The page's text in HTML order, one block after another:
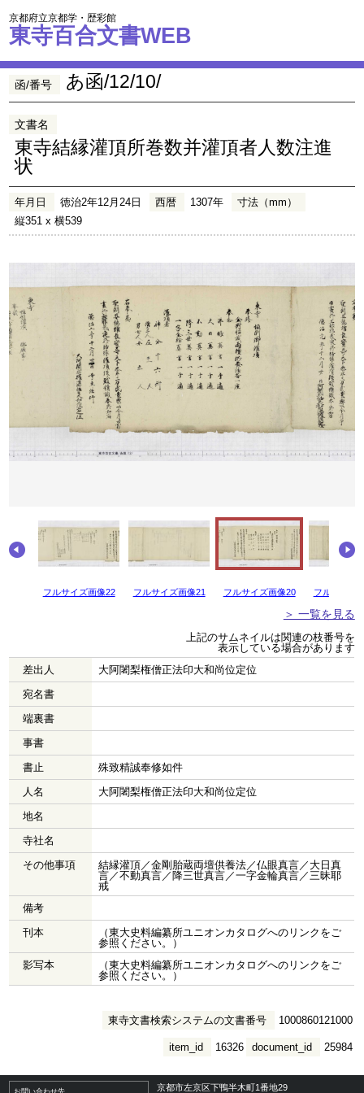
京都府立京都学・歴彩館
東寺百合文書WEB
函/番号 あ函/12/10/
文書名
東寺結縁灌頂所巻数并灌頂者人数注進
状
年月日 徳治2年12月24日 西暦 1307年
寸法（mm）
縦351 x 横539
フルサイズ画像22 フルサイズ画像21 フルサイズ画像20 フルサイズ
＞ 一覧を見る
上記のサムネイルは関連の枝番号を
表示している場合があります
差出人
大阿闍梨権僧正法印大和尚位定位
宛名書
端裏書
事書
書止
殊致精誠奉修如件
人名
大阿闍梨権僧正法印大和尚位定位
地名
寺社名
その他事項
結縁灌頂／金剛胎蔵両壇供養法／仏眼真言／大日真
言／不動真言／降三世真言／一字金輪真言／三昧耶
戒
備考
刊本
（東大史料編纂所ユニオンカタログへのリンクをご
参照ください。）
影写本
（東大史料編纂所ユニオンカタログへのリンクをご
参照ください。）
東寺文書検索システムの文書番号 1000860121000
document_id 25984
item_id 16326
お問い合わせ先 京都市左京区下鴨半木町1番地29